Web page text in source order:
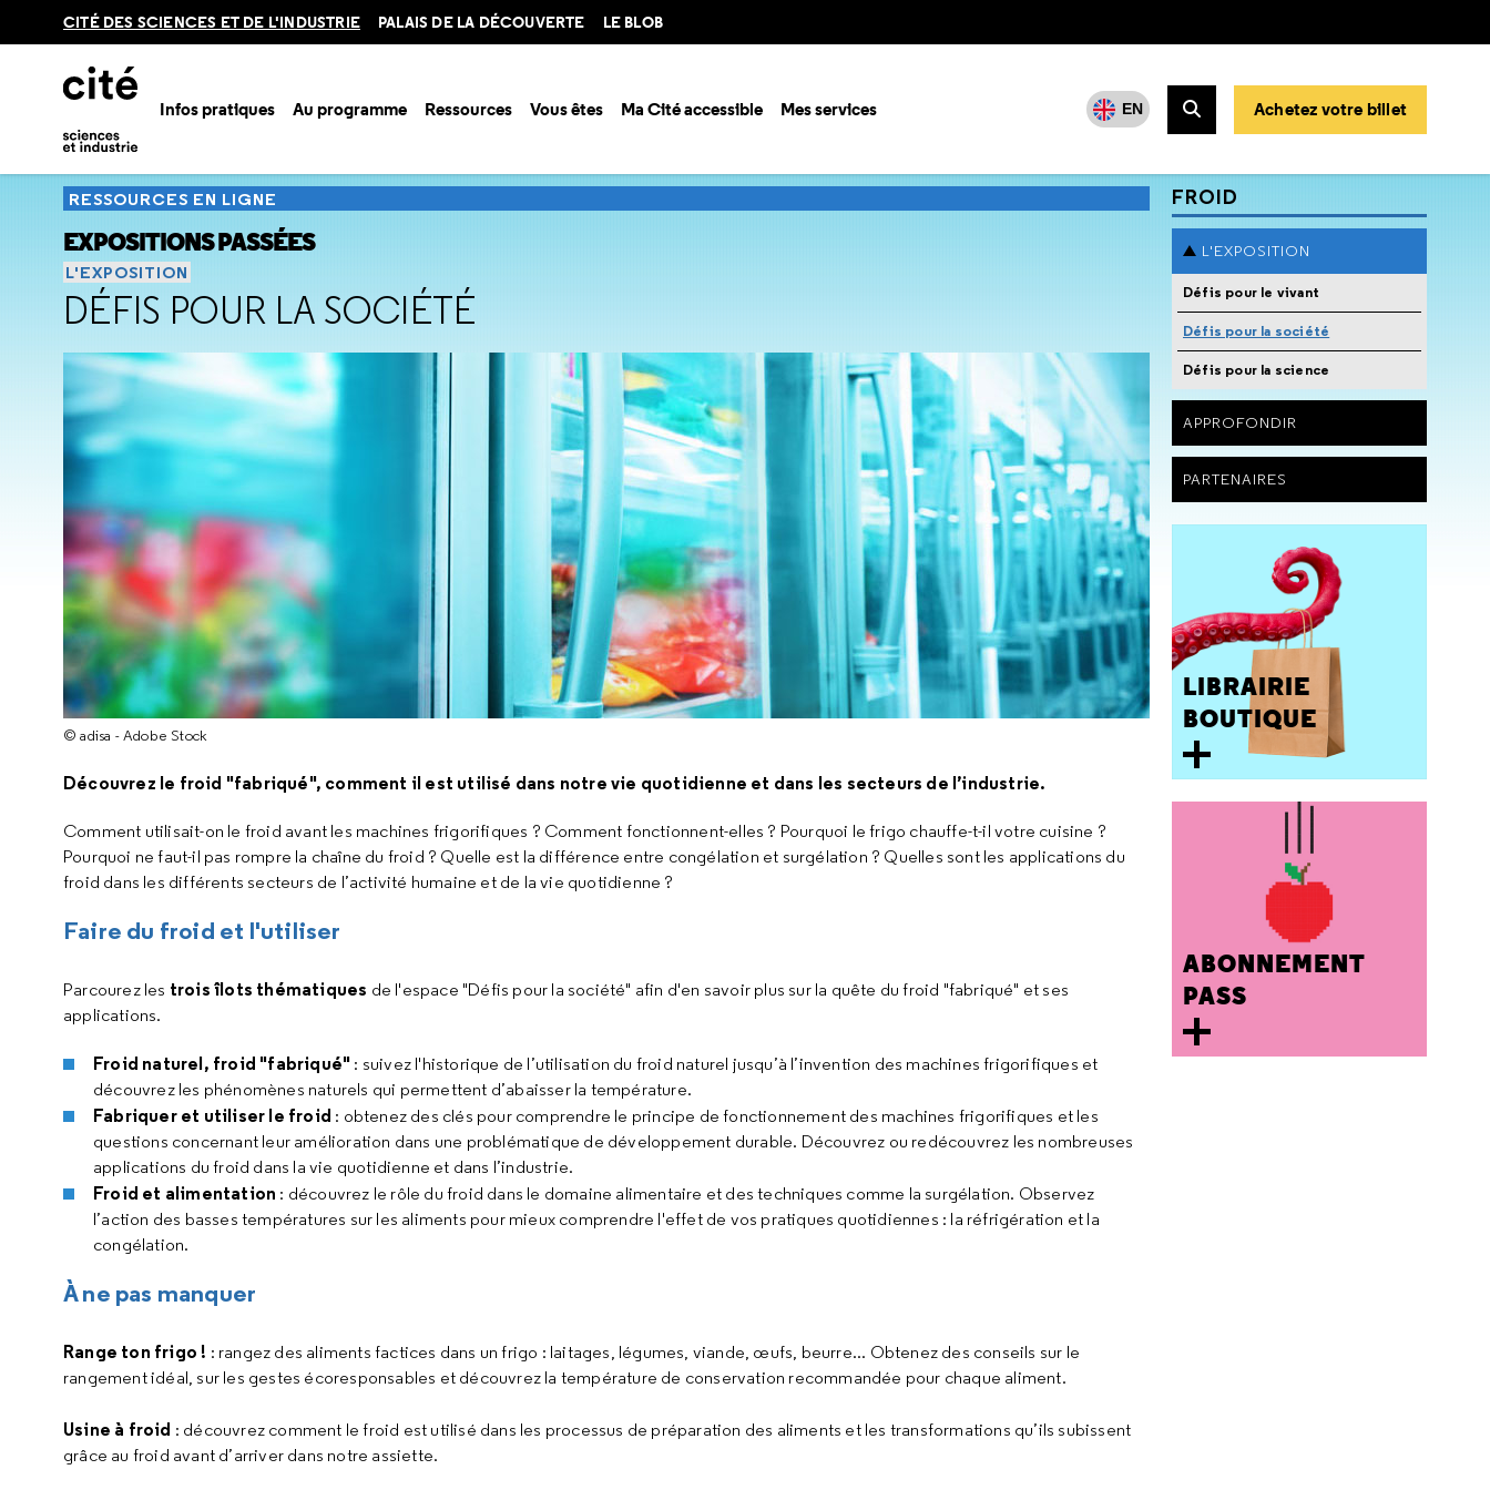
CITÉ DES SCIENCES ET DE L'INDUSTRIE PALAIS DE LA DÉCOUVERTE LE BLOB
Infos pratiques Au programme Ressources Vous êtes Ma Cité accessible Mes services EN
Rechercher
Achetez votre billet
Accueil Ressources
RESSOURCES EN LIGNE
EXPOSITIONS PASSÉES
L'EXPOSITION
DÉFIS POUR LA SOCIÉTÉ
© adisa - Adobe Stock
Découvrez le froid "fabriqué", comment il est utilisé dans notre vie quotidienne et dans les secteurs de l’industrie.
Comment utilisait-on le froid avant les machines frigorifiques ? Comment fonctionnent-elles ? Pourquoi le frigo chauffe-t-il votre cuisine ?
Pourquoi ne faut-il pas rompre la chaîne du froid ? Quelle est la différence entre congélation et surgélation ? Quelles sont les applications du
froid dans les différents secteurs de l’activité humaine et de la vie quotidienne ?
Faire du froid et l'utiliser
Parcourez les trois îlots thématiques de l'espace "Défis pour la société" afin d'en savoir plus sur la quête du froid "fabriqué" et ses
applications.
Froid naturel, froid "fabriqué" : suivez l'historique de l’utilisation du froid naturel jusqu’à l’invention des machines frigorifiques et
découvrez les phénomènes naturels qui permettent d’abaisser la température.
Fabriquer et utiliser le froid : obtenez des clés pour comprendre le principe de fonctionnement des machines frigorifiques et les
questions concernant leur amélioration dans une problématique de développement durable. Découvrez ou redécouvrez les nombreuses
applications du froid dans la vie quotidienne et dans l’industrie.
Froid et alimentation : découvrez le rôle du froid dans le domaine alimentaire et des techniques comme la surgélation. Observez
l’action des basses températures sur les aliments pour mieux comprendre l'effet de vos pratiques quotidiennes : la réfrigération et la
congélation.
À ne pas manquer
Range ton frigo ! : rangez des aliments factices dans un frigo : laitages, légumes, viande, œufs, beurre... Obtenez des conseils sur le
rangement idéal, sur les gestes écoresponsables et découvrez la température de conservation recommandée pour chaque aliment.
Usine à froid : découvrez comment le froid est utilisé dans les processus de préparation des aliments et les transformations qu’ils subissent
grâce au froid avant d’arriver dans notre assiette.
FROID
L'EXPOSITION
Défis pour le vivant
Défis pour la société
Défis pour la science
APPROFONDIR
PARTENAIRES
LIBRAIRIE
BOUTIQUE
ABONNEMENT
PASS